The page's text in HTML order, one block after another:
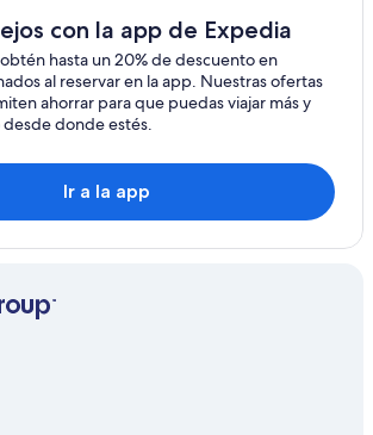
Cassis
mascotas en Cassis
Pins
Cadière-d'Azur
d'Azur
con la app de Expedia
hasta un 20% de descuento en
al reservar en la app. Nuestras ofertas
ahorrar para que puedas viajar más y
donde estés.
Ir a la app